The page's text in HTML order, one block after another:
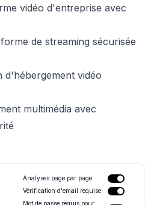
vidéo d'entreprise avec
de streaming sécurisée
d'hébergement vidéo
multimédia avec
Analyses page par page
Vérification d'email requise
Mot de passe requis pour